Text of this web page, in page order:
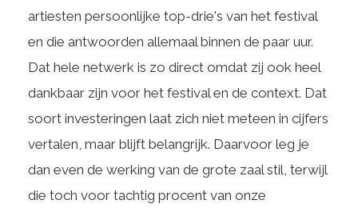
artiesten persoonlijke top-drie's van het festival
en die antwoorden allemaal binnen de paar uur.
Dat hele netwerk is zo direct omdat zij ook heel
dankbaar zijn voor het festival en de context. Dat
soort investeringen laat zich niet meteen in cijfers
vertalen, maar blijft belangrijk. Daarvoor leg je
dan even de werking van de grote zaal stil, terwijl
die toch voor tachtig procent van onze